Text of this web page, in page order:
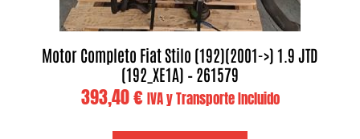
Motor Completo Fiat Stilo (192)(2001->) 1.9 JTD
(192_XE1A) – 261579
393,40€ IVA y Transporte Incluido